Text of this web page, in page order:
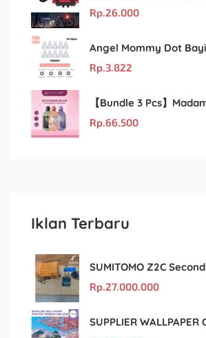
Rp.26.000
Rp.3.822
Rp.66.500
Iklan Terbaru
SUMITOMO Z2C Second
Rp.27.000.000